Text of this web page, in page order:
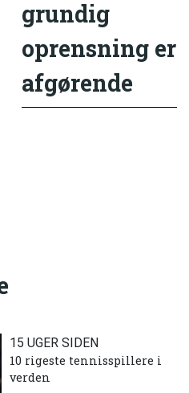
grundig
oprensning er
afgørende
15 UGER SIDEN
10 rigeste tennisspillere i
verden